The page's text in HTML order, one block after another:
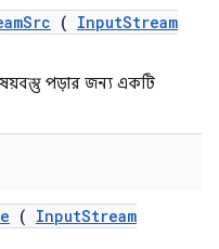
Src ( InputStream
পড়ার জন্য একটি
( InputStream